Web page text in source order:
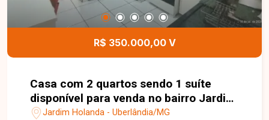
funcionalidade. Entre em contato para mais
informações e agende uma visita para conhecer
esta excelente oportunidade.
R$ 350.000,00 V
Casa com 2 quartos sendo 1 suíte
disponível para venda no bairro Jardim
Holanda em Uberlândia-MG
Jardim Holanda - Uberlândia/MG